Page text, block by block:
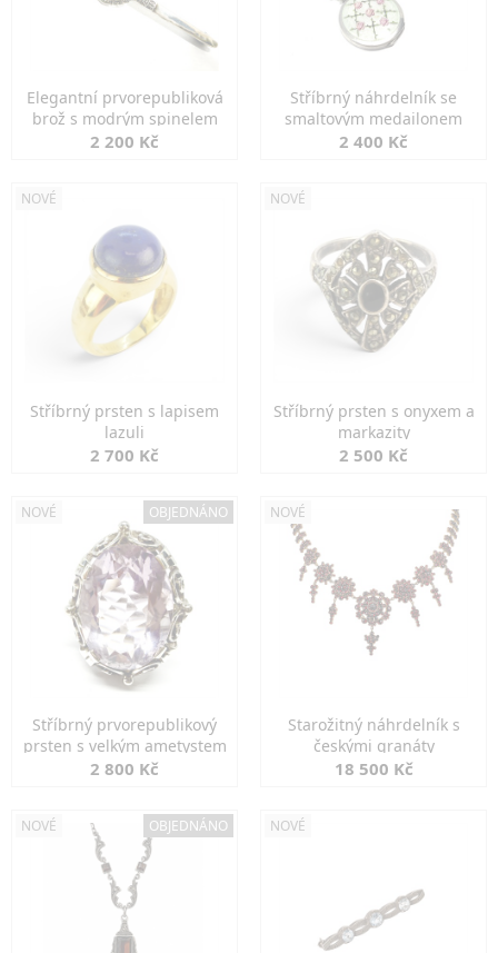
Elegantní prvorepubliková
brož s modrým spinelem
2 200 Kč
Stříbrný náhrdelník se
smaltovým medailonem
2 400 Kč
NOVÉ
Stříbrný prsten s lapisem
lazuli
2 700 Kč
NOVÉ
Stříbrný prsten s onyxem a
markazity
2 500 Kč
NOVÉ OBJEDNÁNO
Stříbrný prvorepublikový
prsten s velkým ametystem
2 800 Kč
NOVÉ
Starožitný náhrdelník s
českými granáty
18 500 Kč
NOVÉ OBJEDNÁNO NOVÉ